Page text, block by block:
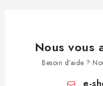
Nous vous
Besoin d’aide ?